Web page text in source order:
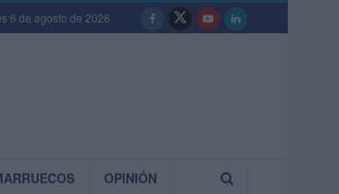
6 de agosto de 2026
OPINIÓN